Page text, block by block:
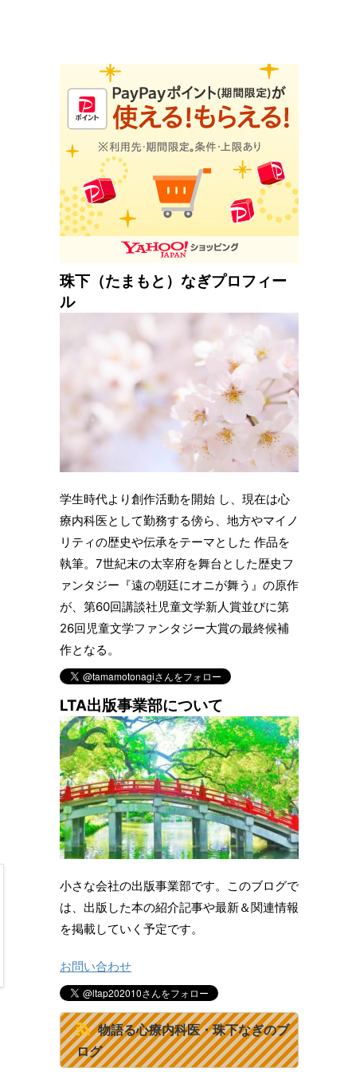
珠下（たまもと）なぎプロフィー
ル
学生時代より創作活動を開始 し、現在は心
療内科医として勤務する傍ら、地方やマイノ
リティの歴史や伝承をテーマとした 作品を
執筆。7世紀末の太宰府を舞台とした歴史フ
ァンタジー『遠の朝廷にオニが舞う』の原作
が、第60回講談社児童文学新人賞並びに第
26回児童文学ファンタジー大賞の最終候補
作となる。
LTA出版事業部について
小さな会社の出版事業部です。このブログで
は、出版した本の紹介記事や最新＆関連情報
を掲載していく予定です。
お問い合わせ
物語る心療内科医・珠下なぎのブ
ログ